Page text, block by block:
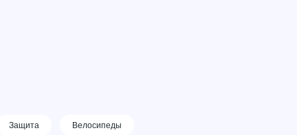
Защита Велосипеды